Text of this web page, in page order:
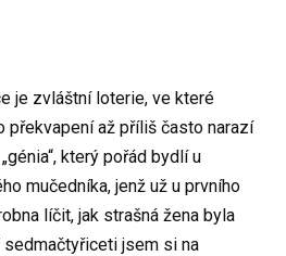
je zvláštní loterie, ve které
překvapení až příliš často narazí
který pořád bydlí u
mučedníka, jenž už u prvního
líčit, jak strašná žena byla
sedmačtyřiceti jsem si na